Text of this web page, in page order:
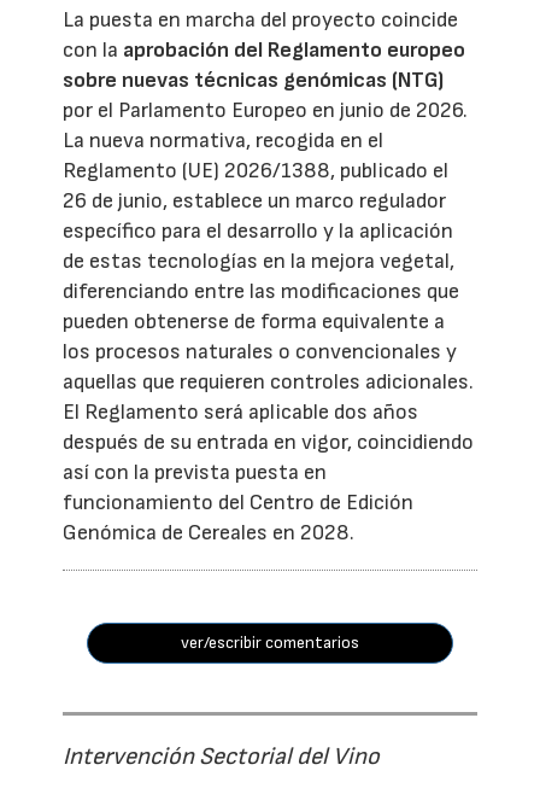
La puesta en marcha del proyecto coincide
con la aprobación del Reglamento europeo
sobre nuevas técnicas genómicas (NTG)
por el Parlamento Europeo en junio de 2026.
La nueva normativa, recogida en el
Reglamento (UE) 2026/1388, publicado el
26 de junio, establece un marco regulador
específico para el desarrollo y la aplicación
de estas tecnologías en la mejora vegetal,
diferenciando entre las modificaciones que
pueden obtenerse de forma equivalente a
los procesos naturales o convencionales y
aquellas que requieren controles adicionales.
El Reglamento será aplicable dos años
después de su entrada en vigor, coincidiendo
así con la prevista puesta en
funcionamiento del Centro de Edición
Genómica de Cereales en 2028.
ver/escribir comentarios
Intervención Sectorial del Vino